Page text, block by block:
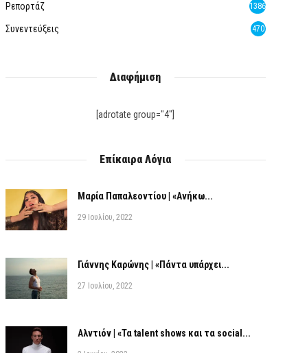
Ρεπορτάζ 1386
Συνεντεύξεις 470
Διαφήμιση
[adrotate group="4"]
Επίκαιρα Λόγια
Μαρία Παπαλεοντίου | «Ανήκω...
29 Ιουλίου, 2022
Γιάννης Καρώνης | «Πάντα υπάρχει...
27 Ιουλίου, 2022
Αλντιόν | «Τα talent shows και τα social...